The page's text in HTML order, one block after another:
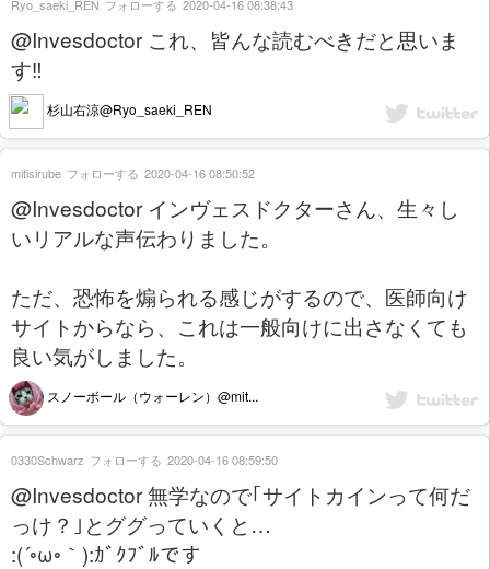
@Invesdoctor これ、皆んな読むべきだと思いま
す‼️
杉山右涼@Ryo_saeki_REN
Ryo_saeki_REN フォローする 2020-04-16 08:38:43
@Invesdoctor インヴェスドクターさん、生々し
いリアルな声伝わりました。
ただ、恐怖を煽られる感じがするので、医師向け
サイトからなら、これは一般向けに出さなくても
良い気がしました。
スノーボール（ウォーレン）@mit...
mitisirube フォローする 2020-04-16 08:50:52
@Invesdoctor 無学なので｢サイトカインって何だ
っけ？｣とググっていくと…
:(´◦ω◦｀):ｶﾞｸﾌﾞﾙです
0330Schwarz フォローする 2020-04-16 08:59:50